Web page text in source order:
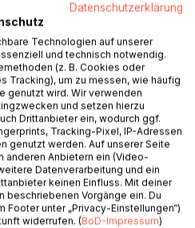
Reise zu seinem früh
durch Reflexion früher
durch eine Fahrt an
Jahrzehnten verstorben ist.
Vergangenheit wird ihm klar,
sein Leben bis heute
Datenschutzerklärung
Technologien auf unserer
und technisch notwendig.
(z. B. Cookies oder
Tracking), um zu messen, wie häufig
genutzt wird. Wir verwenden
und setzen hierzu
Drittanbieter ein, wodurch ggf.
Tracking-Pixel, IP-Adressen
genutzt werden. Auf unserer Seite
anderen Anbietern ein (Video-
Datenverarbeitung und ein
keinen Einfluss. Mit deiner
beschriebenen Vorgänge ein. Du
Footer unter „Privacy-Einstellungen“)
widerrufen. (BoD-Impressum)